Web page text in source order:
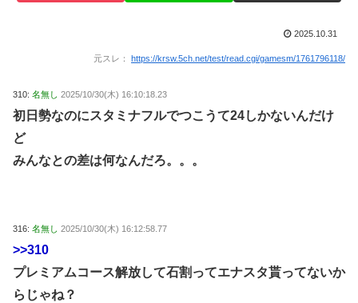
2025.10.31
元スレ： https://krsw.5ch.net/test/read.cgi/gamesm/1761796118/
310: 名無し 2025/10/30(木) 16:10:18.23
初日勢なのにスタミナフルでつこうて24しかないんだけ
ど
みんなとの差は何なんだろ。。。
316: 名無し 2025/10/30(木) 16:12:58.77
>>310
プレミアムコース解放して石割ってエナスタ貰ってないか
らじゃね？